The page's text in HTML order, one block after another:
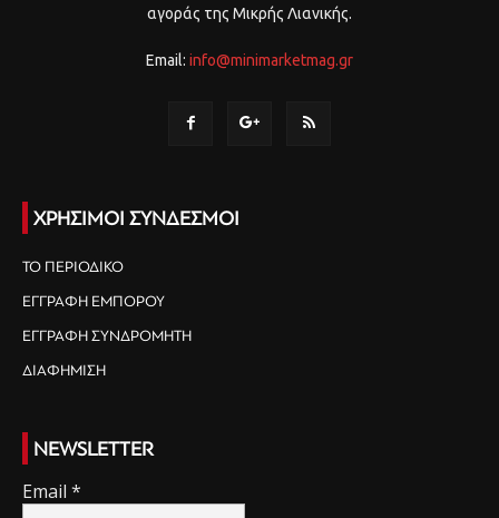
αγοράς της Μικρής Λιανικής.
Email: info@minimarketmag.gr
ΧΡΗΣΙΜΟΙ ΣΥΝΔΕΣΜΟΙ
ΤΟ ΠΕΡΙΟΔΙΚΟ
ΕΓΓΡΑΦΗ ΕΜΠΟΡΟΥ
ΕΓΓΡΑΦΗ ΣΥΝΔΡΟΜΗΤΗ
ΔΙΑΦΗΜΙΣΗ
NEWSLETTER
Email *